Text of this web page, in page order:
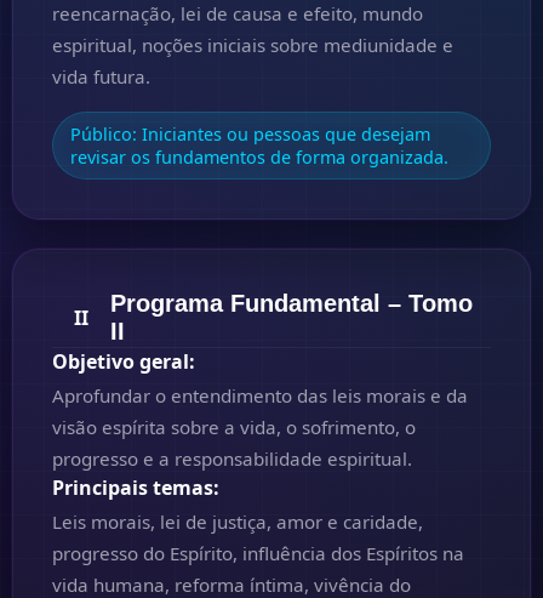
reencarnação, lei de causa e efeito, mundo
espiritual, noções iniciais sobre mediunidade e
vida futura.
Público: Iniciantes ou pessoas que desejam
revisar os fundamentos de forma organizada.
II
Programa Fundamental – Tomo
II
Objetivo geral:
Aprofundar o entendimento das leis morais e da
visão espírita sobre a vida, o sofrimento, o
progresso e a responsabilidade espiritual.
Principais temas:
Leis morais, lei de justiça, amor e caridade,
progresso do Espírito, influência dos Espíritos na
vida humana, reforma íntima, vivência do